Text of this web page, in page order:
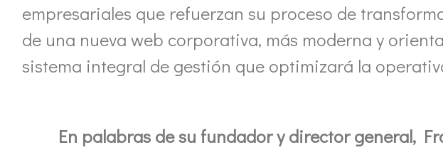
empresariales que refuerzan su proceso de
de una nueva web corporativa, más moderna y
sistema integral de gestión que optimizará la
En palabras de su fundador y director general,